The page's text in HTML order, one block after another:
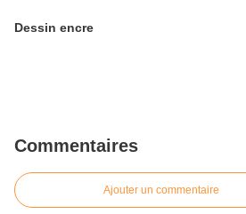
Dessin encre
Commentaires
Ajouter un commentaire